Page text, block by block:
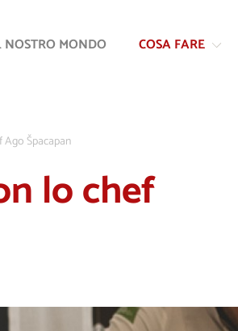
NOSTRO MONDO COSA FARE
Špacapan
lo chef